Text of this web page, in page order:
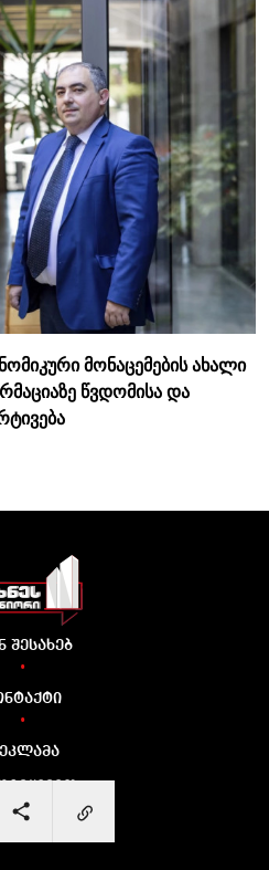
მონაცემების ახალი
წვდომისა და
შესახებ
•
•